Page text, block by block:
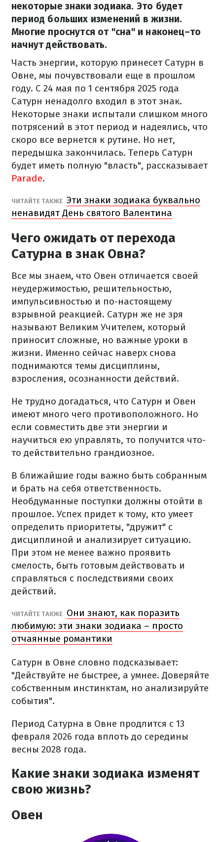
некоторые знаки зодиака. Это будет
период больших изменений в жизни.
Многие проснутся от "сна" и наконец–то
начнут действовать.
Часть энергии, которую принесет Сатурн в
Овне, мы почувствовали еще в прошлом
году. С 24 мая по 1 сентября 2025 года
Сатурн ненадолго входил в этот знак.
Некоторые знаки испытали слишком много
потрясений в этот период и надеялись, что
скоро все вернется к рутине. Но нет,
передышка закончилась. Теперь Сатурн
будет иметь полную "власть", рассказывает
Parade.
ЧИТАЙТЕ ТАКЖЕ Эти знаки зодиака буквально
ненавидят День святого Валентина
Чего ожидать от перехода
Сатурна в знак Овна?
Все мы знаем, что Овен отличается своей
неудержимостью, решительностью,
импульсивностью и по-настоящему
взрывной реакцией. Сатурн же не зря
называют Великим Учителем, который
приносит сложные, но важные уроки в
жизни. Именно сейчас наверх снова
поднимаются темы дисциплины,
взросления, осознанности действий.
Не трудно догадаться, что Сатурн и Овен
имеют много чего противоположного. Но
если совместить две эти энергии и
научиться ею управлять, то получится что-
то действительно грандиозное.
В ближайшие годы важно быть собранным
и брать на себя ответственность.
Необдуманные поступки должны отойти в
прошлое. Успех придет к тому, кто умеет
определить приоритеты, "дружит" с
дисциплиной и анализирует ситуацию.
При этом не менее важно проявить
смелость, быть готовым действовать и
справляться с последствиями своих
действий.
ЧИТАЙТЕ ТАКЖЕ Они знают, как поразить
любимую: эти знаки зодиака – просто
отчаянные романтики
Сатурн в Овне словно подсказывает:
"Действуйте не быстрее, а умнее. Доверяйте
собственным инстинктам, но анализируйте
события".
Период Сатурна в Овне продлится с 13
февраля 2026 года вплоть до середины
весны 2028 года.
Какие знаки зодиака изменят
свою жизнь?
Овен